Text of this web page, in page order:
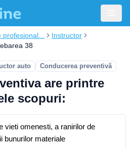
Instructor
38
auto Conducerea preventivă
are printre
scopuri:
vieti omenesti, a ranirilor de
bunurilor materiale